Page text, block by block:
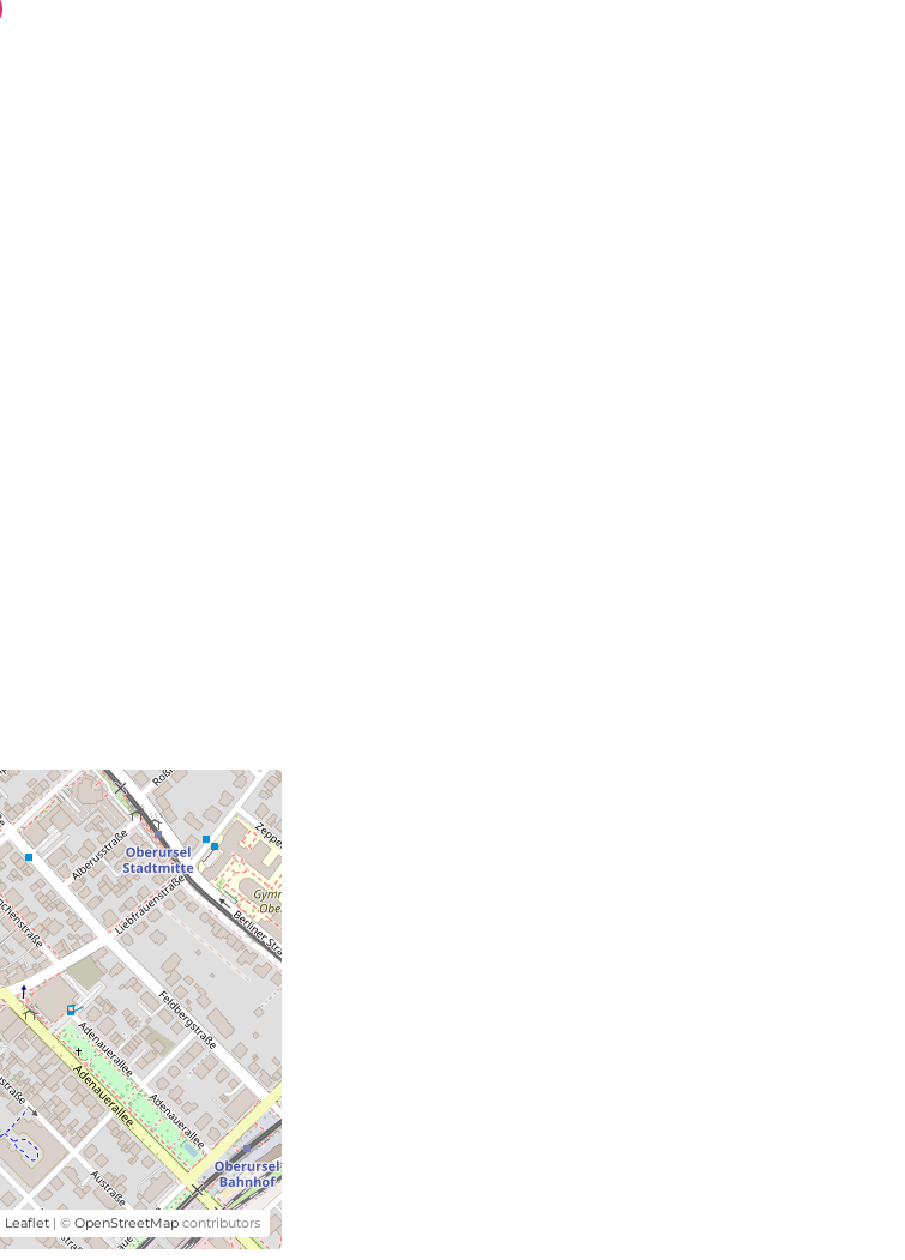
Leaflet| © OpenStreetMapcontributors